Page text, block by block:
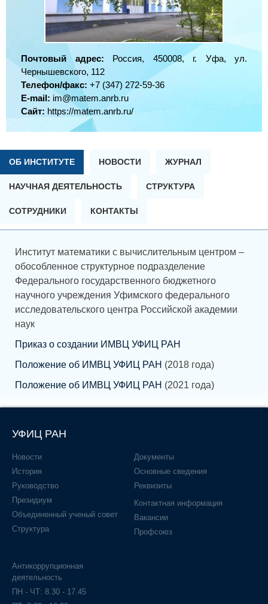
Почтовый адрес: Россия, 450008, г. Уфа, ул.
Чернышевского, 112
Телефон/факс: +7 (347) 272-59-36
E-mail: im@matem.anrb.ru
Сайт: https://matem.anrb.ru/
ОБ ИНСТИТУТЕ НОВОСТИ ЖУРНАЛ
НАУЧНАЯ ДЕЯТЕЛЬНОСТЬ СТРУКТУРА
СОТРУДНИКИ КОНТАКТЫ
Институт математики с вычислительным центром –
обособленное структурное подразделение
Федерального государственного бюджетного
научного учреждения Уфимского федерального
исследовательского центра Российской академии
наук
Приказ о создании ИМВЦ УФИЦ РАН
Положение об ИМВЦ УФИЦ РАН (2018 года)
Положение об ИМВЦ УФИЦ РАН (2021 года)
УФИЦ РАН
Новости
История
Руководство
Президиум
Объединенный ученый совет
Структура
Документы
Основные сведения
Реквизиты
Контактная информация
Вакансии
Профсоюз
Антикоррупционная
деятельность
ПН - ЧТ: 8.30 - 17.45